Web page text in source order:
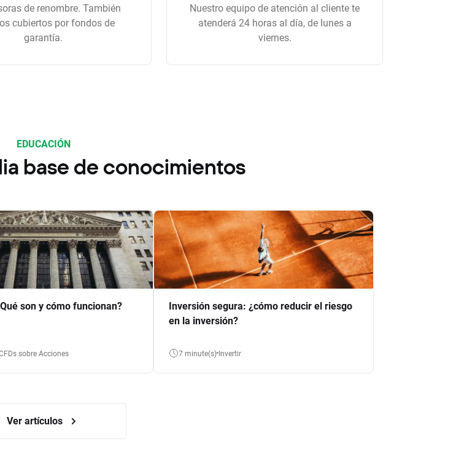
de renombre. También
cubiertos por fondos de
garantía.
Nuestro equipo de atención al cliente te
atenderá 24 horas al día, de lunes a
viernes.
EDUCACIÓN
base de conocimientos
son y cómo funcionan?
CFDs sobre Acciones
Inversión segura: ¿cómo reducir el riesgo
en la inversión?
7 minute(s) Invertir
Ver artículos